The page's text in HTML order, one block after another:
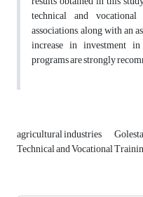
technical and
associations, along with an
increase in investment
programs are strongly
agricultural industries
Technical and Vocational